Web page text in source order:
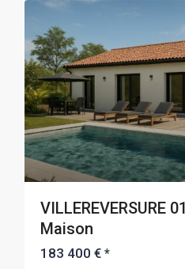
VILLEREVERSURE
Maison
183 400 €*